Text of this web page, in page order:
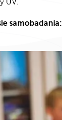
UV.
samobadania: